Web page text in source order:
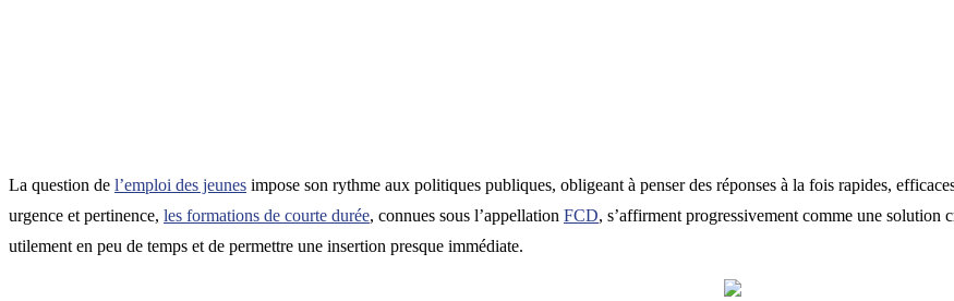
La question de l’emploi des jeunes impose son rythme aux politiques publiques, obligeant à penser des réponses à la fois rapides,
urgence et pertinence, les formations de courte durée, connues sous l’appellation FCD, s’affirment progressivement comme une
utilement en peu de temps et de permettre une insertion presque immédiate.